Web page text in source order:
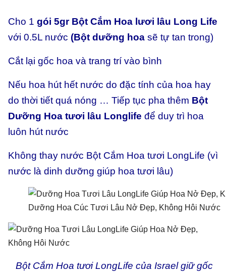
Cho 1 gói 5gr Bột Cắm Hoa lươi lâu Long Life
với 0.5L nước (Bột dưỡng hoa sẽ tự tan trong)
Cắt lại gốc hoa và trang trí vào bình
Nếu hoa hút hết nước do đặc tính của hoa hay
do thời tiết quá nóng … Tiếp tục pha thêm Bột
Dưỡng Hoa tươi lâu Longlife để duy trì hoa
luôn hút nước
Không thay nước Bột Cắm Hoa tươi LongLife (vì
nước là dinh dưỡng giúp hoa tươi lâu)
Dưỡng Hoa Cúc Tươi Lâu Nở Đẹp, Không Hôi Nước
Bột Cắm Hoa tươi LongLife của Israel giữ gốc